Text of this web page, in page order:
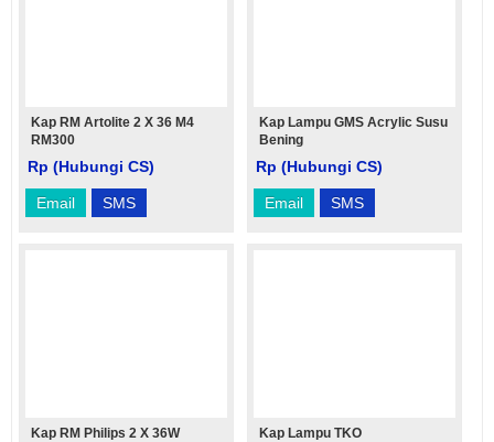
Kap RM Artolite 2 X 36 M4
RM300
Rp (Hubungi CS)
Email SMS
Kap Lampu GMS Acrylic Susu
Bening
Rp (Hubungi CS)
Email SMS
Kap RM Philips 2 X 36W
Kap Lampu TKO